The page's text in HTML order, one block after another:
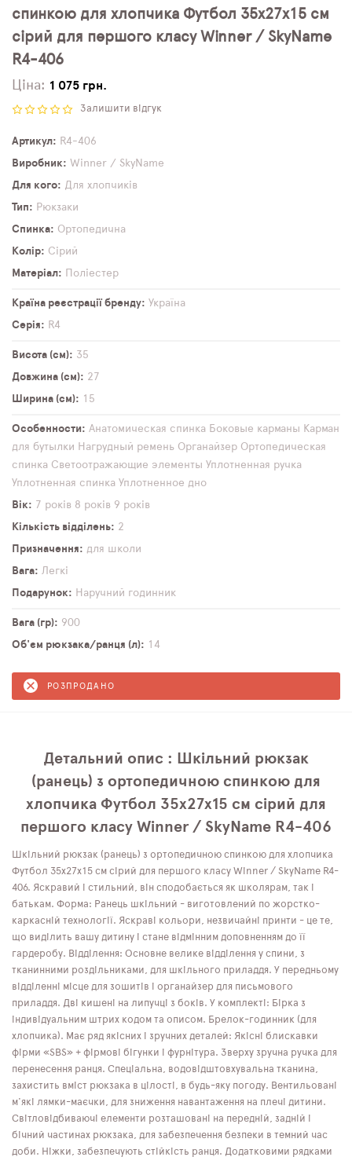
спинкою для хлопчика Футбол 35х27х15 см
сірий для першого класу Winner / SkyName
R4-406
Ціна: 1 075 грн.
Залишити відгук
Артикул
R4-406
Виробник
Winner / SkyName
Для кого
Для хлопчиків
Тип
Рюкзаки
Спинка
Ортопедична
Колір
Сірий
Матеріал
Поліестер
Країна реєстрації бренду
Україна
Серія
R4
Висота (см)
35
Довжина (см)
27
Ширина (см)
15
Особенности Анатомическая спинка Боковые карманы Карман
для бутылки Нагрудный ремень Органайзер Ортопедическая
спинка Светоотражающие элементы Уплотненная ручка
Уплотненная спинка Уплотненное дно
Вік
7 років 8 років 9 років
Кількість відділень
2
Призначення
для школи
Вага
Легкі
Подарунок
Наручний годинник
Вага (гр)
900
Об'єм рюкзака/ранця (л)
14
РОЗПРОДАНО
Детальний опис : Шкільний рюкзак
(ранець) з ортопедичною спинкою для
хлопчика Футбол 35х27х15 см сірий для
першого класу Winner / SkyName R4-406
Шкільний рюкзак (ранець) з ортопедичною спинкою для хлопчика
Футбол 35х27х15 см сірий для першого класу Winner / SkyName R4-
406. Яскравий і стильний, він сподобається як школярам, ​​так і
батькам. Форма: Ранець шкільний - виготовлений по жорстко-
каркасній технології. Яскраві кольори, незвичайні принти - це те,
що виділить вашу дитину і стане відмінним доповненням до її
гардеробу. Відділення: Основне велике відділення у спини, з
тканинними роздільниками, для шкільного приладдя. У передньому
відділенні місце для зошитів і органайзер для письмового
приладдя. Дві кишені на липучці з боків. У комплекті: Бірка з
індивідуальним штрих кодом та описом. Брелок-годинник (для
хлопчика). Має ряд якісних і зручних деталей: Якісні блискавки
фірми «SBS» + фірмові бігунки і фурнітура. Зверху зручна ручка для
перенесення ранця. Спеціальна, водовідштовхувальна тканина,
захистить вміст рюкзака в цілості, в будь-яку погоду. Вентильовані
м'які лямки-маєчки, для зниження навантаження на плечі дитини.
Світловідбиваючі елементи розташовані на передній, задній і
бічний частинах рюкзака, для забезпечення безпеки в темний час
доби. Ніжки, забезпечують стійкість ранця. Додатковими рядками